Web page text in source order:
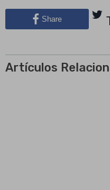
Share
Artículos